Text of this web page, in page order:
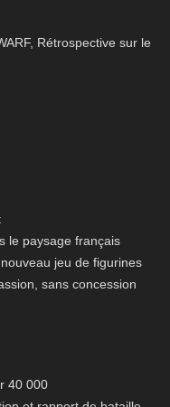
Rétrospective sur le
le paysage français
jeu de figurines
sans concession
40 000